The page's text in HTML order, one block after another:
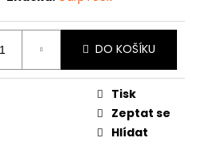
DO KOŠÍKU
Tisk
Zeptat se
Hlídat